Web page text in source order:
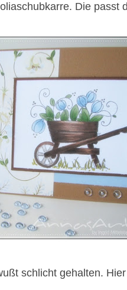
Die passt
schlicht gehalten.